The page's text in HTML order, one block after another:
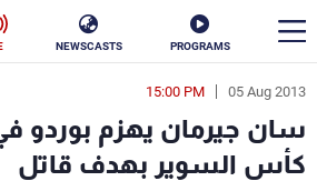
PROGRAMS
NEWSCASTS
05 Aug 2013
15:00 PM
سان جيرمان يهزم بوردو
كأس السوير بهدف قاتل
en
الأخبار